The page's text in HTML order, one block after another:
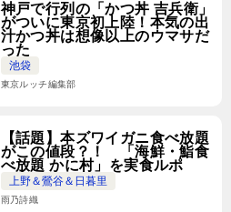
神戸で行列の「かつ丼 吉兵衛」
がついに東京初上陸！本気の出
汁かつ丼は想像以上のウマサだ
った
池袋
東京ルッチ編集部
【話題】本ズワイガニ食べ放題
がこの値段？！ 「海鮮・鮨食
べ放題 かに村」を実食ルポ
上野＆鶯谷＆日暮里
雨乃詩織